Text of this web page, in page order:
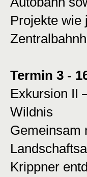
Projekte wie
Termin 3 -
Exkursion II
Wildnis
Gemeinsam
Krippner